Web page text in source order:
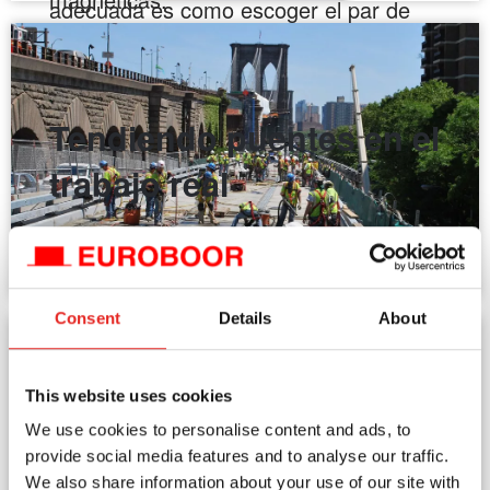
Consent Details About
This website uses cookies
We use cookies to personalise content and ads, to
provide social media features and to analyse our traffic.
We also share information about your use of our site with
adecuada es como escoger el par de
zapatos correcto para un viaje. No
usarías botas de montaña en la playa ni
chanclas en un sendero de alta
montaña.
Leer más
Tendiendo puentes en el
trabajo real
¿Cómo el feedback de los clientes dio
lugar a la ECO.40S+/M?
Buena pregunta. Nuestro CEO, Albert
Koster, tiene una gran historia que
contar sobre esto. Nuestra máquina de
perforación magnética para puentes
ECO.40S+/M fue diseñada